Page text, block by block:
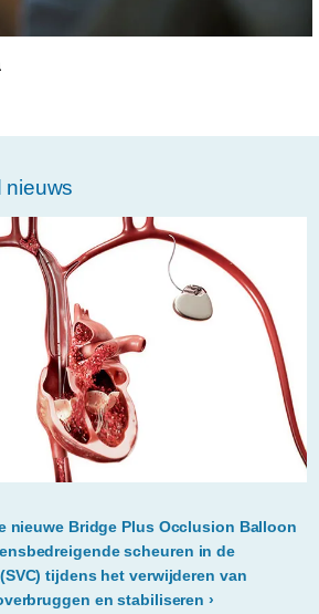
about/news/
het-
kader-
van-
world-
sleep-
day-
nieuws
nieuwe Bridge Plus Occlusion Balloon
scheuren in de
tijdens het verwijderen van
en stabiliseren